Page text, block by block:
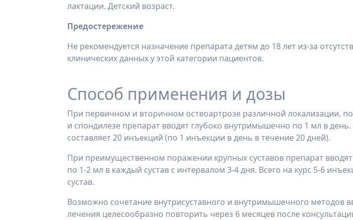
лактации. Детский возраст.
Предостережение
Не рекомендуется назначение препарата детям до 18 лет из-за
клинических данных у этой категории пациентов.
Способ применения и дозы
При первичном и вторичном остеоартрозе различной локализации,
и спондилезе препарат вводят глубоко внутримышечно по 1 мл в день.
составляет 20 инъекций (по 1 инъекции в день в течение 20 дней).
При преимущественном поражении крупных суставов препарат вводят
по 1-2 мл в каждый сустав с интервалом 3-4 дня. Всего на курс 5-6
сустав.
Возможно сочетание внутрисуставного и внутримышечного методов
лечения целесообразно повторить через 6 месяцев после